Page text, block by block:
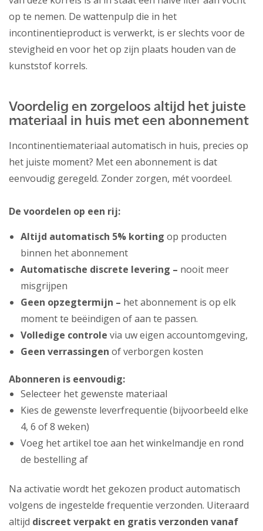
op te nemen. De wattenpulp die in het
incontinentieproduct is verwerkt, is er slechts voor de
stevigheid en voor het op zijn plaats houden van de
kunststof korrels.
Voordelig en zorgeloos altijd het juiste
materiaal in huis met een abonnement
Incontinentiemateriaal automatisch in huis, precies op
het juiste moment? Met een abonnement is dat
eenvoudig geregeld. Zonder zorgen, mét voordeel.
De voordelen op een rij:
Altijd automatisch 5% korting op producten
binnen het abonnement
Automatische discrete levering – nooit meer
misgrijpen
Geen opzegtermijn – het abonnement is op elk
moment te beëindigen of aan te passen.
Volledige controle via uw eigen accountomgeving,
Geen verrassingen of verborgen kosten
Abonneren is eenvoudig:
Selecteer het gewenste materiaal
Kies de gewenste leverfrequentie (bijvoorbeeld elke
4, 6 of 8 weken)
Voeg het artikel toe aan het winkelmandje en rond
de bestelling af
Na activatie wordt het gekozen product automatisch
volgens de ingestelde frequentie verzonden. Uiteraard
altijd discreet verpakt en gratis verzonden vanaf